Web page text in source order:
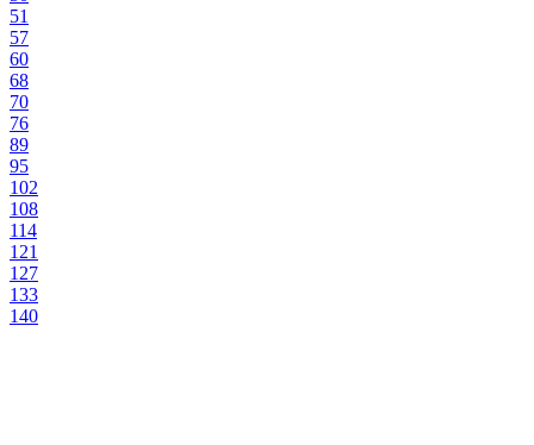
51
57
60
68
70
76
89
95
102
108
114
121
127
133
140